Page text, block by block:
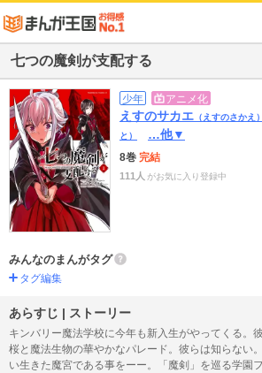
七つの魔剣が支配する
少年 アニメ化
えすのサカエ （えすのさかえ）
と）
…他▼
8巻 完結
111人 がお気に入り登録中
みんなのまんがタグ
タグ編集
あらすじ | ストーリー
キンバリー魔法学校に今年も新入生がやってくる。
桜と魔法生物の華やかなパレード。彼らは知らない
い生きた魔宮である事をーー。「魔剣」を巡る学園